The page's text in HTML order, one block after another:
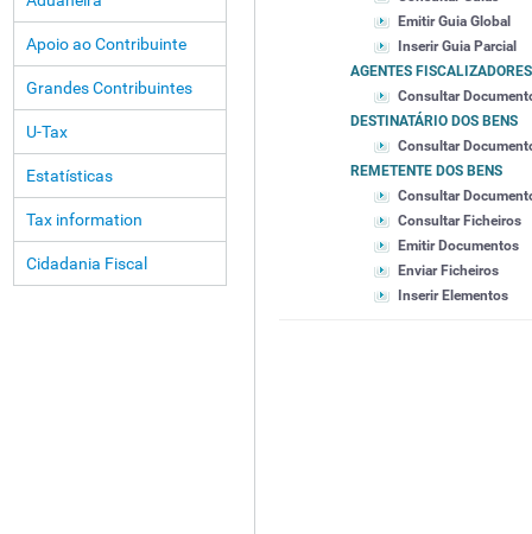
Apoio ao Contribuinte
Grandes Contribuintes
U-Tax
Estatísticas
Tax information
Cidadania Fiscal
Emitir Guia Global
Inserir Guia Parcial
AGENTES FISCALIZADORES
Consultar
DESTINATÁRIO DOS BENS
Consultar
REMETENTE DOS BENS
Consultar
Consultar Ficheiros
Emitir Documentos
Enviar Ficheiros
Inserir Elementos